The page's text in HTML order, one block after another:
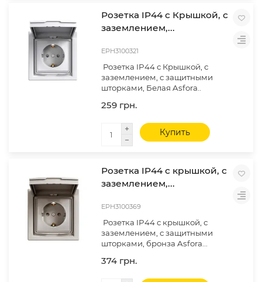
Розетка IP44 с Крышкой, с
заземлением,...
EPH3100321
Розетка IP44 с Крышкой, с
заземлением, с защитными
шторками, Белая Asfora..
259 грн.
Купить
Розетка IP44 с крышкой, с
заземлением,...
EPH3100369
Розетка IP44 с крышкой, с
заземлением, с защитными
шторками, бронза Asfora...
374 грн.